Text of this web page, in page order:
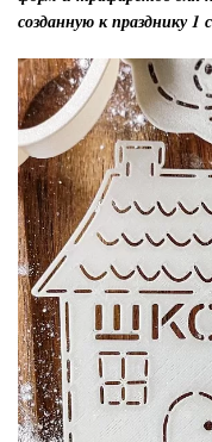
созданную к празднику 1